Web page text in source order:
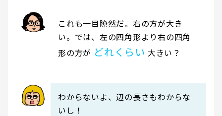
これも一目瞭然だ。右の方が大き
い。では、左の四角形より右の四角
形の方が どれくらい 大きい？
わからないよ、辺の長さもわからな
いし！